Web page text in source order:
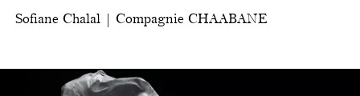
Sofiane Chalal | Compagnie CHAABANE